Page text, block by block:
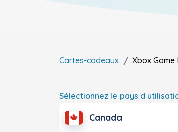
Cartes-cadeaux Xbox
Sélectionnez le pays d
Canada